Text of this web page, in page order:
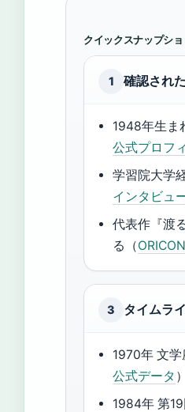
クイックスナップショ
1 確認され
1948年生ま
公式プロフ
学習院大学
インタビュ
代表作『渡
る（
3 タイムラ
1970年 文
公式データ ）
1984年 第